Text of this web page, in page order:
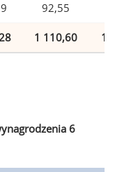
92,55
1 110,60 1
6